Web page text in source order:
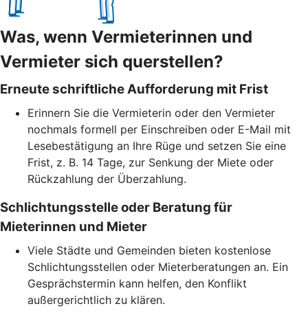
Was, wenn Vermieterinnen und
Vermieter sich querstellen?
Erneute schriftliche Aufforderung mit Frist
Erinnern Sie die Vermieterin oder den Vermieter
nochmals formell per Einschreiben oder E-Mail mit
Lesebestätigung an Ihre Rüge und setzen Sie eine
Frist, z. B. 14 Tage, zur Senkung der Miete oder
Rückzahlung der Überzahlung.
Schlichtungsstelle oder Beratung für
Mieterinnen und Mieter
Viele Städte und Gemeinden bieten kostenlose
Schlichtungsstellen oder Mieterberatungen an. Ein
Gesprächstermin kann helfen, den Konflikt
außergerichtlich zu klären.